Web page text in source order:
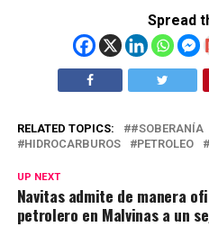
Spread
RELATED TOPICS: #SOBERANÍA
HIDROCARBUROS
PETROLEO
UP NEXT
Navitas admite de manera
petrolero en Malvinas a un